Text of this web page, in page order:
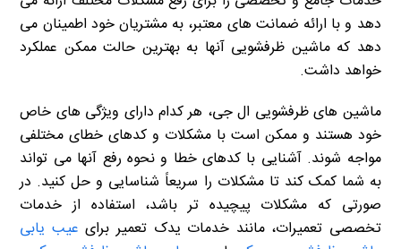
دهد و با ارائه ضمانت های معتبر، به مشتریان خود اطمینان می
دهد که ماشین ظرفشویی آنها به بهترین حالت ممکن عملکرد
خواهد داشت.
ماشین های ظرفشویی ال جی، هر کدام دارای ویژگی های خاص
خود هستند و ممکن است با مشکلات و کدهای خطای مختلفی
مواجه شوند. آشنایی با کدهای خطا و نحوه رفع آنها می تواند
به شما کمک کند تا مشکلات را سریعاً شناسایی و حل کنید. در
صورتی که مشکلات پیچیده تر باشد، استفاده از خدمات
تخصصی تعمیرات، مانند خدمات یدک تعمیر برای عیب یابی